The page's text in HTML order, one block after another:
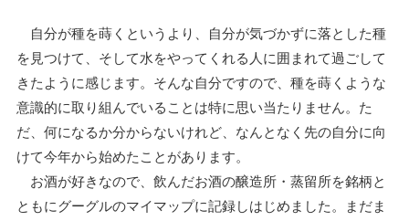
自分が種を蒔くというより、自分が気づかずに落とした種
を見つけて、そして水をやってくれる人に囲まれて過ごして
きたように感じます。そんな自分ですので、種を蒔くような
意識的に取り組んでいることは特に思い当たりません。た
だ、何になるか分からないけれど、なんとなく先の自分に向
けて今年から始めたことがあります。
お酒が好きなので、飲んだお酒の醸造所・蒸留所を銘柄と
ともにグーグルのマイマップに記録しはじめました。まだま